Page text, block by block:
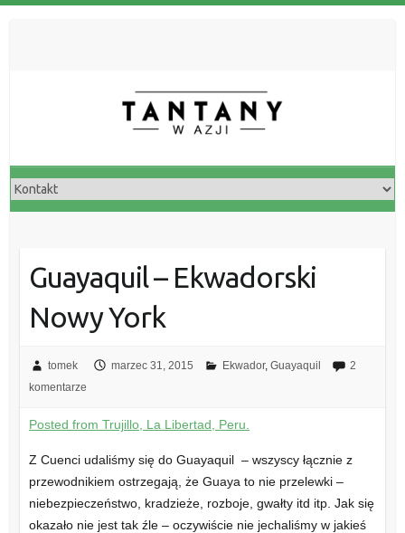
Guayaquil – Ekwadorski
Nowy York
tomek marzec 31, 2015 Ekwador, Guayaquil
2
komentarze
Posted from Trujillo, La Libertad, Peru.
Z Cuenci udaliśmy się do Guayaquil – wszyscy łącznie z
przewodnikiem ostrzegają, że Guaya to nie przelewki –
niebezpieczeństwo, kradzieże, rozboje, gwałty itd itp. Jak się
okazało nie jest tak źle – oczywiście nie jechaliśmy w jakieś